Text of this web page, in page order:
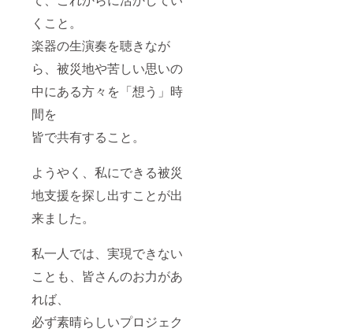
くこと。
楽器の生演奏を聴きなが
ら、被災地や苦しい思いの
中にある方々を「想う」時
間を
皆で共有すること。
ようやく、私にできる被災
地支援を探し出すことが出
来ました。
私一人では、実現できない
ことも、皆さんのお力があ
れば、
必ず素晴らしいプロジェク